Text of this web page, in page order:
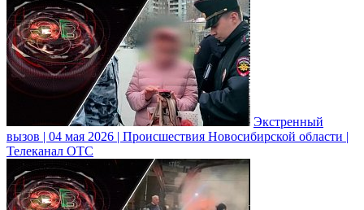
Экстренный
вызов | 04 мая 2026 | Происшествия Новосибирской области |
Телеканал ОТС